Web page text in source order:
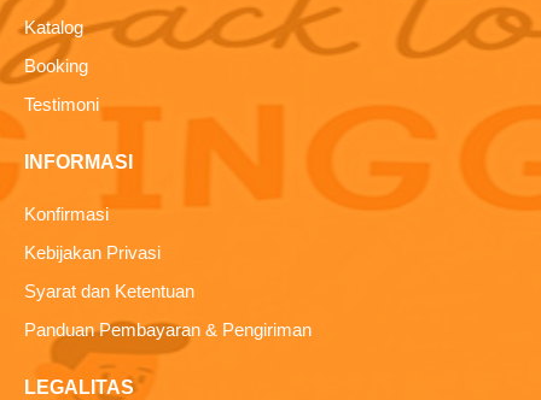
Katalog
Booking
Testimoni
INFORMASI
Konfirmasi
Kebijakan Privasi
Syarat dan Ketentuan
Panduan Pembayaran & Pengiriman
LEGALITAS